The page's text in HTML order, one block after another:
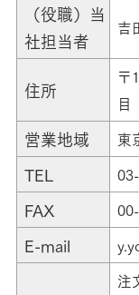
（役職）当
社担当者
吉
住所
〒
営業地域 東
TEL
FAX
E-mail
注